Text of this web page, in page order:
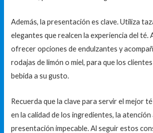
Además, la presentación es clave. Utiliza
elegantes que realcen la experiencia del té.
ofrecer opciones de endulzantes y
rodajas de limón o miel, para que los
bebida a su gusto.
Recuerda que la clave para servir el mejor
en la calidad de los ingredientes, la atención
presentación impecable. Al seguir estos